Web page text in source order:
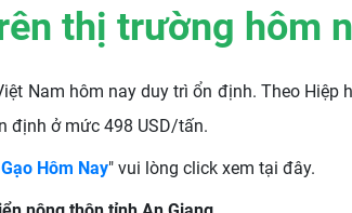
thị trường hôm
Nam hôm nay duy trì ổn định. Theo
định ở mức 498 USD/tấn.
Hôm Nay" vui lòng click xem tại đây.